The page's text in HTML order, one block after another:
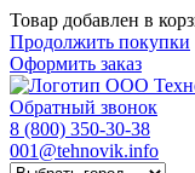
Товар добавлен в
Продолжить покупки
Оформить заказ
Обратный звонок
8 (800) 350-30-38
001@tehnovik.info